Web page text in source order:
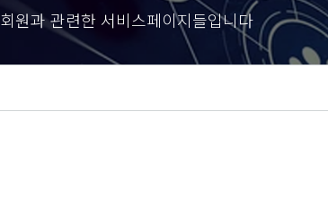
회원과 관련한 서비스페이지들입니다